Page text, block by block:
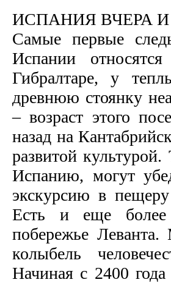
ИСПАНИЯ ВЧЕРА
Самые первые
Испании
Гибралтаре, у
древнюю стоянку
– возраст этого
назад на
развитой
Испанию, могут
экскурсию в
Есть и еще более
побережье
колыбель
Начиная с 2400